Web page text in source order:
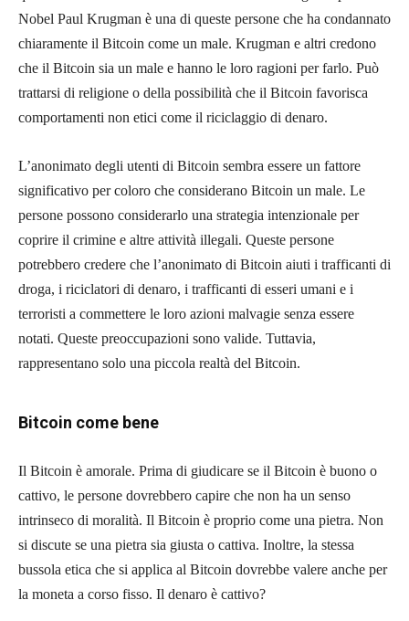
Nobel Paul Krugman è una di queste persone che ha condannato
chiaramente il Bitcoin come un male. Krugman e altri credono
che il Bitcoin sia un male e hanno le loro ragioni per farlo. Può
trattarsi di religione o della possibilità che il Bitcoin favorisca
comportamenti non etici come il riciclaggio di denaro.
L’anonimato degli utenti di Bitcoin sembra essere un fattore
significativo per coloro che considerano Bitcoin un male. Le
persone possono considerarlo una strategia intenzionale per
coprire il crimine e altre attività illegali. Queste persone
potrebbero credere che l’anonimato di Bitcoin aiuti i trafficanti di
droga, i riciclatori di denaro, i trafficanti di esseri umani e i
terroristi a commettere le loro azioni malvagie senza essere
notati. Queste preoccupazioni sono valide. Tuttavia,
rappresentano solo una piccola realtà del Bitcoin.
Bitcoin come bene
Il Bitcoin è amorale. Prima di giudicare se il Bitcoin è buono o
cattivo, le persone dovrebbero capire che non ha un senso
intrinseco di moralità. Il Bitcoin è proprio come una pietra. Non
si discute se una pietra sia giusta o cattiva. Inoltre, la stessa
bussola etica che si applica al Bitcoin dovrebbe valere anche per
la moneta a corso fisso. Il denaro è cattivo?